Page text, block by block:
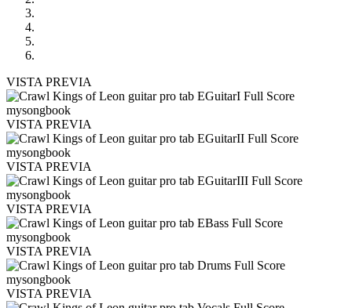
VISTA PREVIA
VISTA PREVIA
VISTA PREVIA
VISTA PREVIA
VISTA PREVIA
VISTA PREVIA